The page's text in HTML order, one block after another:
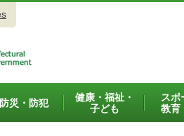
防災・防犯
健康・福祉・
子ども
スポ
教育